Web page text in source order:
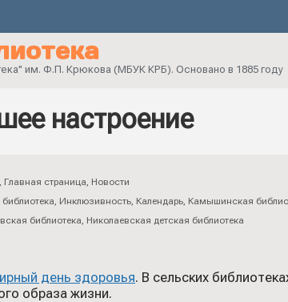
им. Ф.П. Крюкова (МБУК КРБ). Основано в 1885 году
настроение
, Главная страница, Новости
, Инклюзивность, Календарь, Камышинская
библиотека, Николаевская детская библиотека
день здоровья. В сельских
образа жизни.